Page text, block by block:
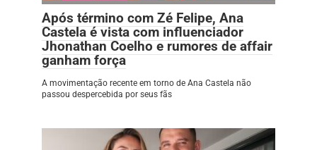
Após término com Zé Felipe, Ana
Castela é vista com influenciador
Jhonathan Coelho e rumores de affair
ganham força
A movimentação recente em torno de Ana Castela não
passou despercebida por seus fãs